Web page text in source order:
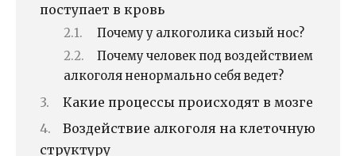
поступает в кровь
Почему у алкоголика сизый нос?
Почему человек под воздействием
алкоголя ненормально себя ведет?
Какие процессы происходят в мозге
Воздействие алкоголя на клеточную
структуру